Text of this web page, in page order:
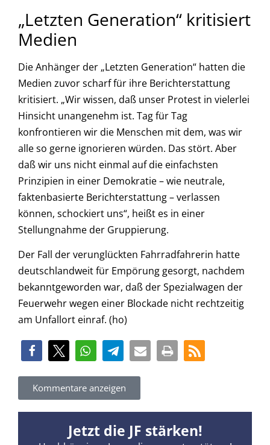
„Letzten Generation“ kritisiert
Medien
Die Anhänger der „Letzten Generation“ hatten die
Medien zuvor scharf für ihre Berichterstattung
kritisiert. „Wir wissen, daß unser Protest in vielerlei
Hinsicht unangenehm ist. Tag für Tag
konfrontieren wir die Menschen mit dem, was wir
alle so gerne ignorieren würden. Das stört. Aber
daß wir uns nicht einmal auf die einfachsten
Prinzipien in einer Demokratie – wie neutrale,
faktenbasierte Berichterstattung – verlassen
können, schockiert uns“, heißt es in einer
Stellungnahme der Gruppierung.
Der Fall der verunglückten Fahrradfahrerin hatte
deutschlandweit für Empörung gesorgt, nachdem
bekanntgeworden war, daß der Spezialwagen der
Feuerwehr wegen einer Blockade nicht rechtzeitig
am Unfallort einraf. (ho)
Kommentare anzeigen
Jetzt die JF stärken!